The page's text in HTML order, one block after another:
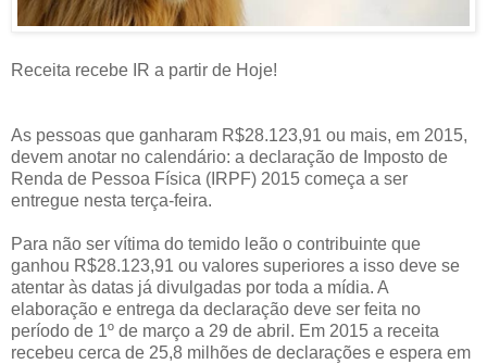
Receita recebe IR a partir de Hoje!
As pessoas que ganharam R$28.123,91 ou mais, em 2015,
devem anotar no calendário: a declaração de Imposto de
Renda de Pessoa Física (IRPF) 2015 começa a ser
entregue nesta terça-feira.
Para não ser vítima do temido leão o contribuinte que
ganhou R$28.123,91 ou valores superiores a isso deve se
atentar às datas já divulgadas por toda a mídia. A
elaboração e entrega da declaração deve ser feita no
período de 1º de março a 29 de abril. Em 2015 a receita
recebeu cerca de 25,8 milhões de declarações e espera em